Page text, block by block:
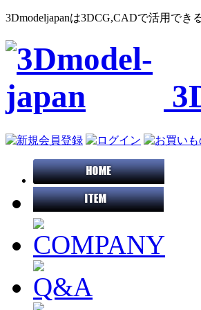
3Dmodeljapanは3DCG,CADで活用で